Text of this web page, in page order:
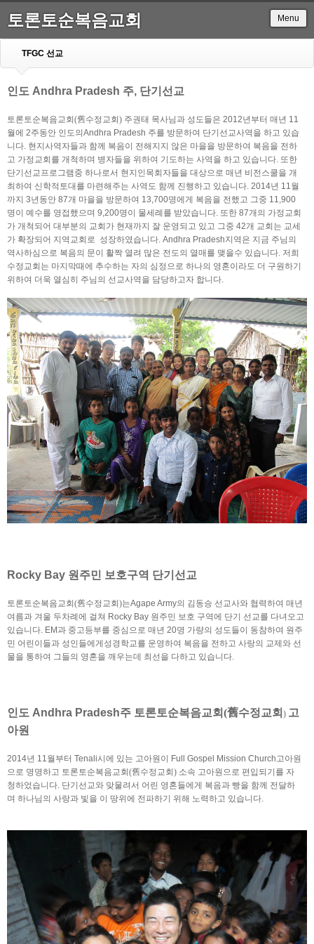
토론토순복음교회 Menu
TFGC 선교
인도 Andhra Pradesh 주, 단기선교
토론토순복음교회 (舊수정교회 ) 주권태 목사님과 성도들은 2012년부터 매년 11
월에 2주동안 인도의Andhra Pradesh 주를 방문하여 단기선교사역을 하고 있습
니다. 현지사역자들과 함께 복음이 전해지지 않은 마을을 방문하여 복음을 전하
고 가정교회를 개척하며 병자들을 위하여 기도하는 사역을 하고 있습니다. 또한
단기선교프로그램중 하나로서 현지인목회자들을 대상으로 매년 비전스쿨을 개
최하여 신학적토대를 마련해주는 사역도 함께 진행하고 있습니다. 2014년 11월
까지 3년동안 87개 마을을 방문하여 13,700명에게 복음을 전했고 그중 11,900
명이 예수를 영접했으며 9,200명이 물세례를 받았습니다. 또한 87개의 가정교회
가 개척되어 대부분의 교회가 현재까지 잘 운영되고 있고 그중 42개 교회는 교세
가 확장되어 지역교회로  성장하였습니다. Andhra Pradesh지역은 지금 주님의
역사하심으로 복음의 문이 활짝 열려 많은 전도의 열매를 맺을수 있습니다. 저희
수정교회는 마지막때에 추수하는 자의 심정으로 하나의 영혼이라도 더 구원하기
위하여 더욱 열심히 주님의 선교사역을 담당하고자 합니다.
Rocky Bay 원주민 보호구역 단기선교
토론토순복음교회 (舊수정교회 )는Agape Army의 김동승 선교사와 협력하여 매년
여름과 겨울 두차례에 걸쳐 Rocky Bay 원주민 보호 구역에 단기 선교를 다녀오고
있습니다. EM과 중고등부를 중심으로 매년 20명 가량의 성도들이 동참하여 원주
민 어린이들과 성인들에게성경학교를 운영하여 복음을 전하고 사랑의 교제와 선
물을 통하여 그들의 영혼을 깨우는데 최선을 다하고 있습니다.
인도 Andhra Pradesh주 토론토순복음교회(舊수정교회 ) 고
아원
2014년 11월부터 Tenali시에 있는 고아원이 Full Gospel Mission Church고아원
으로 명명하고 토론토순복음교회 (舊수정교회 ) 소속 고아원으로 편입되기를 자
청하었습니다. 단기선교와 맞물려서 어린 영혼들에게 복음과 빵을 함께 전달하
며 하나님의 사랑과 빛을 이 땅위에 전파하기 위해 노력하고 있습니다.